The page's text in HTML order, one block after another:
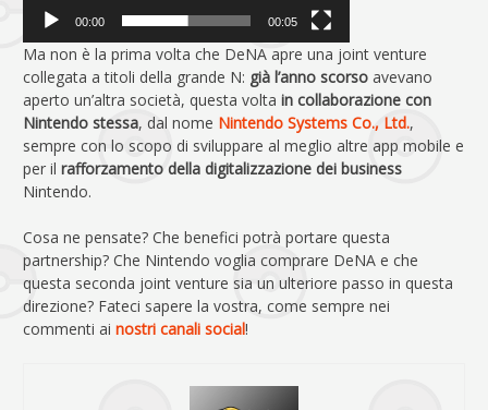
00:00 00:05
Ma non è la prima volta che DeNA apre una joint venture
collegata a titoli della grande N: già l’anno scorso avevano
aperto un’altra società, questa volta in collaborazione con
Nintendo stessa, dal nome Nintendo Systems Co., Ltd.,
sempre con lo scopo di sviluppare al meglio altre app mobile e
per il rafforzamento della digitalizzazione dei business
Nintendo.
Cosa ne pensate? Che benefici potrà portare questa
partnership? Che Nintendo voglia comprare DeNA e che
questa seconda joint venture sia un ulteriore passo in questa
direzione? Fateci sapere la vostra, come sempre nei
commenti ai nostri canali social!